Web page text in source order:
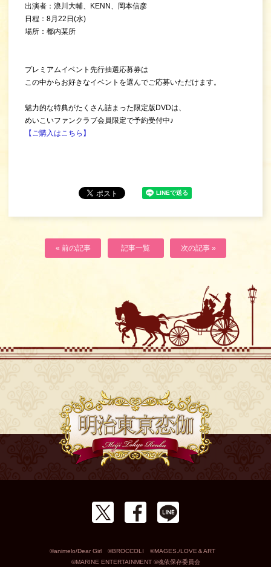
出演者：浪川大輔、KENN、岡本信彦
日程：8月22日(水)
場所：都内某所
プレミアムイベント先行抽選応募券は
この中からお好きなイベントを選んでご応募いただけます。
魅力的な特典がたくさん詰まった限定版DVDは、
めいこいファンクラブ会員限定で予約受付中♪
【ご購入はこちら】
« 前の記事 記事一覧 次の記事 »
©animelo/Dear Girl ©BROCCOLI ©MAGES./LOVE＆ART
©MARINE ENTERTAINMENT ©魂依保存委員会